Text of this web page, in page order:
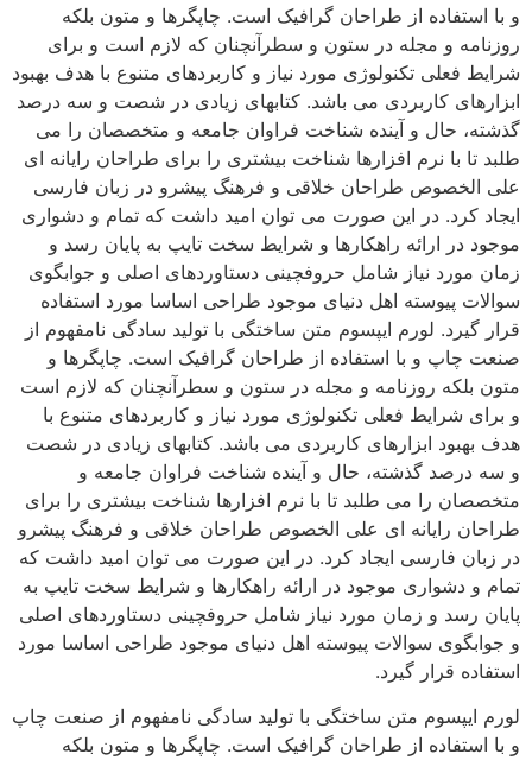
و با استفاده از طراحان گرافیک است. چاپگرها و متون بلکه
روزنامه و مجله در ستون و سطرآنچنان که لازم است و برای
شرایط فعلی تکنولوژی مورد نیاز و کاربردهای متنوع با هدف بهبود
ابزارهای کاربردی می باشد. کتابهای زیادی در شصت و سه درصد
گذشته، حال و آینده شناخت فراوان جامعه و متخصصان را می
طلبد تا با نرم افزارها شناخت بیشتری را برای طراحان رایانه ای
علی الخصوص طراحان خلاقی و فرهنگ پیشرو در زبان فارسی
ایجاد کرد. در این صورت می توان امید داشت که تمام و دشواری
موجود در ارائه راهکارها و شرایط سخت تایپ به پایان رسد و
زمان مورد نیاز شامل حروفچینی دستاوردهای اصلی و جوابگوی
سوالات پیوسته اهل دنیای موجود طراحی اساسا مورد استفاده
قرار گیرد. لورم ایپسوم متن ساختگی با تولید سادگی نامفهوم از
صنعت چاپ و با استفاده از طراحان گرافیک است. چاپگرها و
متون بلکه روزنامه و مجله در ستون و سطرآنچنان که لازم است
و برای شرایط فعلی تکنولوژی مورد نیاز و کاربردهای متنوع با
هدف بهبود ابزارهای کاربردی می باشد. کتابهای زیادی در شصت
و سه درصد گذشته، حال و آینده شناخت فراوان جامعه و
متخصصان را می طلبد تا با نرم افزارها شناخت بیشتری را برای
طراحان رایانه ای علی الخصوص طراحان خلاقی و فرهنگ پیشرو
در زبان فارسی ایجاد کرد. در این صورت می توان امید داشت که
تمام و دشواری موجود در ارائه راهکارها و شرایط سخت تایپ به
پایان رسد و زمان مورد نیاز شامل حروفچینی دستاوردهای اصلی
و جوابگوی سوالات پیوسته اهل دنیای موجود طراحی اساسا مورد
استفاده قرار گیرد.
لورم ایپسوم متن ساختگی با تولید سادگی نامفهوم از صنعت چاپ
و با استفاده از طراحان گرافیک است. چاپگرها و متون بلکه